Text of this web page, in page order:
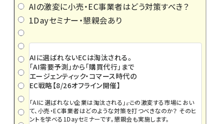
AIの激変に小売・EC事業者はどう対策すべき？
1Dayセミナー・懇親会あり
AIに選ばれないECは淘汰される。
「AI需要予測」から「購買代行」まで
エージェンティック・コマース時代の
EC戦略【8/26オフライン開催】
「AIに選ばれない企業は淘汰される」――。この激変する市場におい
て、小売・EC事業者はどのような対策を打つべきなのか？ そのヒ
ントを学べる1Dayセミナーです。懇親会も実施します。